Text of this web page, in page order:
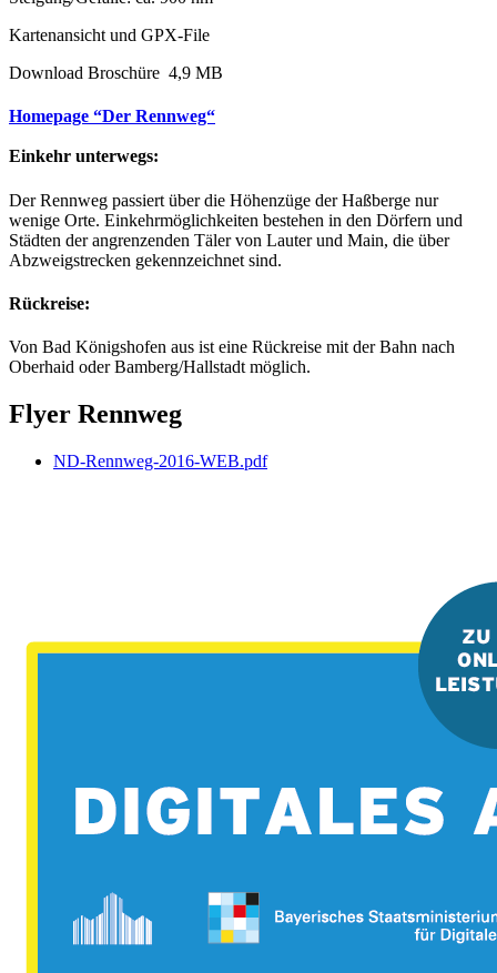
Kartenansicht und GPX-File
Download Broschüre 4,9 MB
Homepage “Der Rennweg“
Einkehr unterwegs:
Der Rennweg passiert über die Höhenzüge der Haßberge nur
wenige Orte. Einkehrmöglichkeiten bestehen in den Dörfern und
Städten der angrenzenden Täler von Lauter und Main, die über
Abzweigstrecken gekennzeichnet sind.
Rückreise:
Von Bad Königshofen aus ist eine Rückreise mit der Bahn nach
Oberhaid oder Bamberg/Hallstadt möglich.
Flyer Rennweg
ND-Rennweg-2016-WEB.pdf